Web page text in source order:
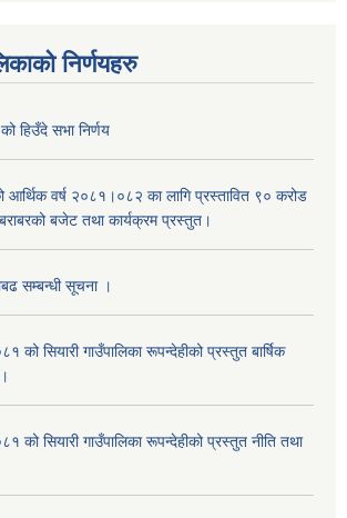
निर्णयहरु
हिउँदे सभा निर्णय
आर्थिक वर्ष २०८१।०८२ का लागि प्रस्तावित ९० करोड
बजेट तथा कार्यक्रम प्रस्तुत।
सम्बन्धी सूचना ।
को सियारी गाउँपालिका रूपन्देहीको प्रस्तुत बार्षिक
को सियारी गाउँपालिका रूपन्देहीको प्रस्तुत नीति तथा